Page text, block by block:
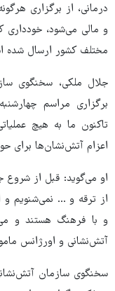
درمانی، از برگزاری
و مالی می‌شود، خودداری
مختلف کشور ارسال شده
جلال ملکی، سخنگوی
برگزاری مراسم
تاکنون ما به هیچ
اعزام آتش‌نشان‌ها برای
او می‌گوید: قبل از
از ترقه و ... نمی‌شنویم
و با فرهنگ هستند و
آتش‌نشانی و اورژانس
سخنگوی سازمان